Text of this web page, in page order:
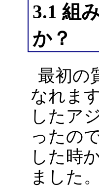
3.1 組
か？
最初の
なれま
したア
ったの
した時
ました。